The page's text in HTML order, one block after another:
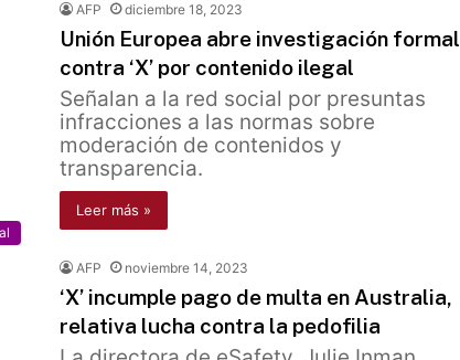
AFP diciembre 18, 2023
Unión Europea abre investigación formal
contra ‘X’ por contenido ilegal
Señalan a la red social por presuntas
infracciones a las normas sobre
moderación de contenidos y
transparencia.
Leer más »
AFP noviembre 14, 2023
‘X’ incumple pago de multa en Australia,
relativa lucha contra la pedofilia